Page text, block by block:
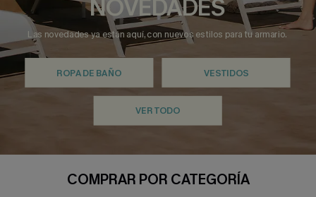
ROPA DE BAÑO
NOVEDADES
VESTIDOS
Las novedades ya están aquí, con nuevos estilos para tu armario.
VER TODO
COMPRAR POR CATEGORÍA